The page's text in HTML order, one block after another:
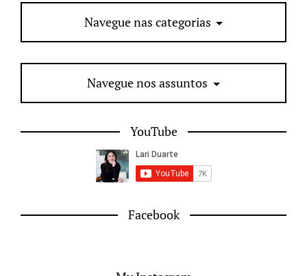
Navegue nas categorias
Navegue nos assuntos
YouTube
Facebook